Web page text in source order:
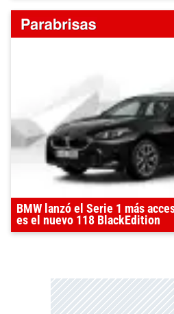
BMW lanzó el Serie 1 más
es el nuevo 118 BlackEdition